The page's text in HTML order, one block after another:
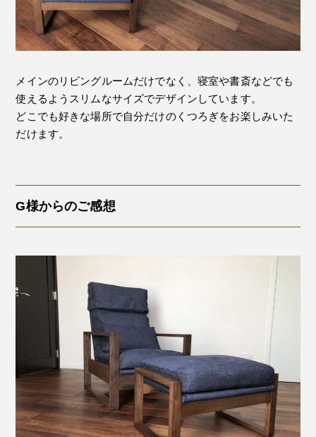
メインのリビングルームだけでなく、寝室や書斎などでも
使えるようスリムなサイズでデザインしています。
どこでも好きな場所で自分だけのくつろぎをお楽しみいた
だけます。
G様からのご感想